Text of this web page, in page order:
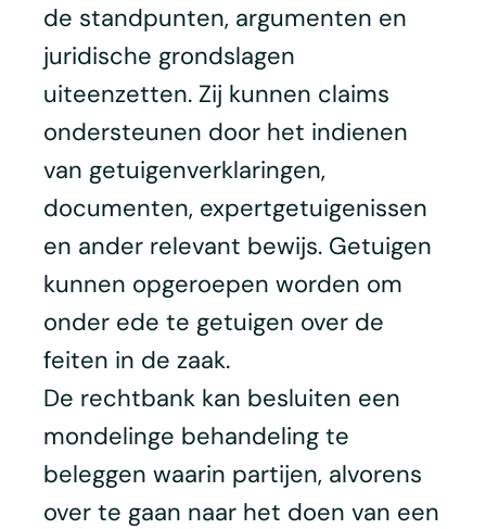
de standpunten, argumenten en
juridische grondslagen
uiteenzetten. Zij kunnen claims
ondersteunen door het indienen
van getuigenverklaringen,
documenten, expertgetuigenissen
en ander relevant bewijs. Getuigen
kunnen opgeroepen worden om
onder ede te getuigen over de
feiten in de zaak.
De rechtbank kan besluiten een
mondelinge behandeling te
beleggen waarin partijen, alvorens
over te gaan naar het doen van een